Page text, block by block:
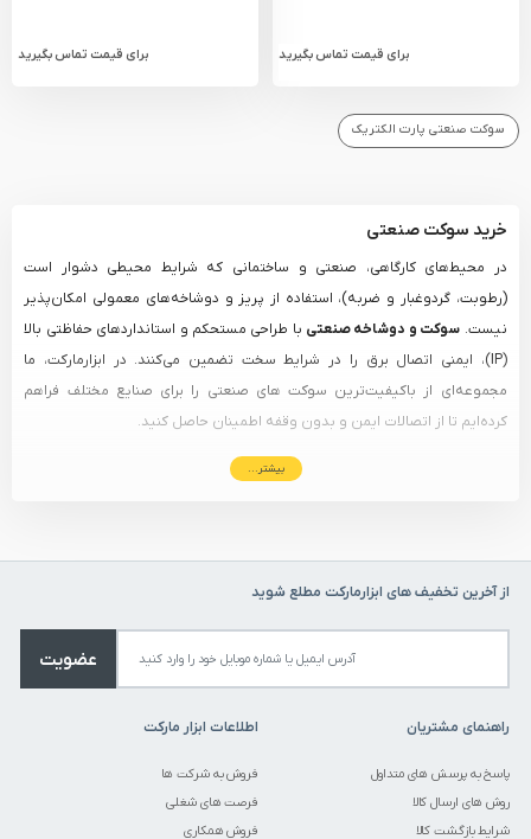
برای قیمت تماس بگیرید برای قیمت تماس بگیرید
سوکت صنعتی پارت الکتریک
خرید سوکت صنعتی
در محیط‌های کارگاهی، صنعتی و ساختمانی که شرایط محیطی دشوار است
(رطوبت، گردوغبار و ضربه)، استفاده از پریز و دوشاخه‌های معمولی امکان‌پذیر
نیست. سوکت و دوشاخه صنعتی با طراحی مستحکم و استانداردهای حفاظتی بالا
(IP)، ایمنی اتصال برق را در شرایط سخت تضمین می‌کنند. در ابزارمارکت، ما
مجموعه‌ای از باکیفیت‌ترین سوکت‌ های صنعتی را برای صنایع مختلف فراهم
کرده‌ایم تا از اتصالات ایمن و بدون وقفه اطمینان حاصل کنید.
چرا استفاده از سوکت و دوشاخه صنعتی ضروری است؟
انواع سوکت صنعتی بر اساس کاربرد
پیش از خرید، حتماً به نیاز پروژه خود توجه کنید:
سوکت صنعتی ثابت و سیار:
مناسب برای اتصال تجهیزات متحرک یا نصب
بیشتر...
از آخرین تخفیف های ابزارمارکت مطلع شوید
عضویت
راهنمای مشتریان
پاسخ به پرسش های متداول
روش های ارسال کالا
شرایط بازگشت کالا
اطلاعات ابزار مارکت
فروش به شرکت ها
فرصت های شغلی
فروش همکاری